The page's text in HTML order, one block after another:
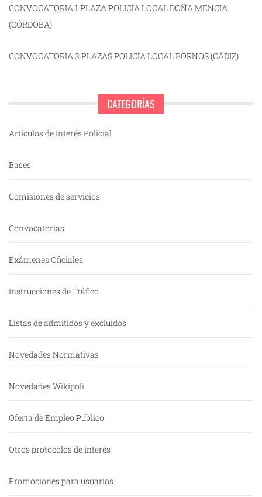
CONVOCATORIA 1 PLAZA POLICÍA LOCAL DOÑA MENCIA
(CÓRDOBA)
CONVOCATORIA 3 PLAZAS POLICÍA LOCAL BORNOS (CÁDIZ)
CATEGORÍAS
Artículos de Interés Policial
Bases
Comisiones de servicios
Convocatorias
Exámenes Oficiales
Instrucciones de Tráfico
Listas de admitidos y excluidos
Novedades Normativas
Novedades Wikipoli
Oferta de Empleo Público
Otros protocolos de interés
Promociones para usuarios